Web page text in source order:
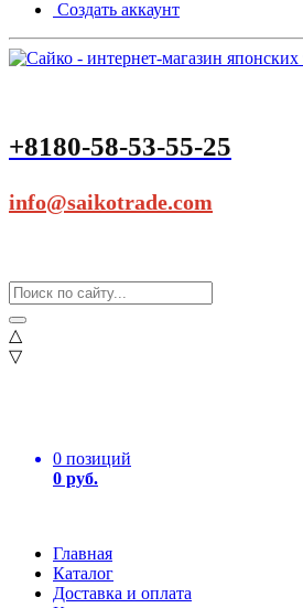
Создать аккаунт
+8180-58-53-55-25
info@saikotrade.com
△
▽
0 позиций
0 руб.
Главная
Каталог
Доставка и оплата